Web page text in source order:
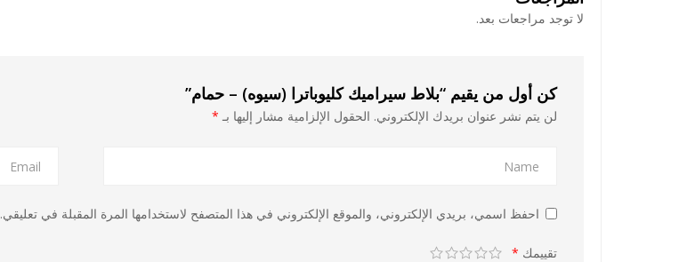
لا توجد مراجعات بعد.
كن أول من يقيم “بلاط سيراميك كليوباترا (سيوه) – حمام”
لن يتم نشر عنوان بريدك الإلكتروني. الحقول الإلزامية مشار إليها بـ *
احفظ اسمي، بريدي الإلكتروني، والموقع الإلكتروني في هذا المتصفح لاستخدامها المرة المقبلة في تعليقي.
تقييمك *